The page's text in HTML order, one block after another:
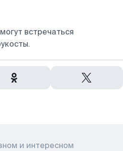
встречаться
и интересном